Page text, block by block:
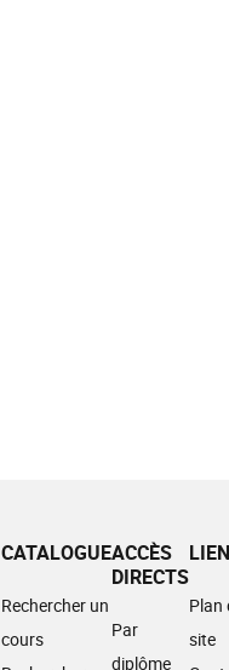
CATALOGUE
Rechercher un
cours
ACCÈS
DIRECTS
Par
diplôme
Plan
site